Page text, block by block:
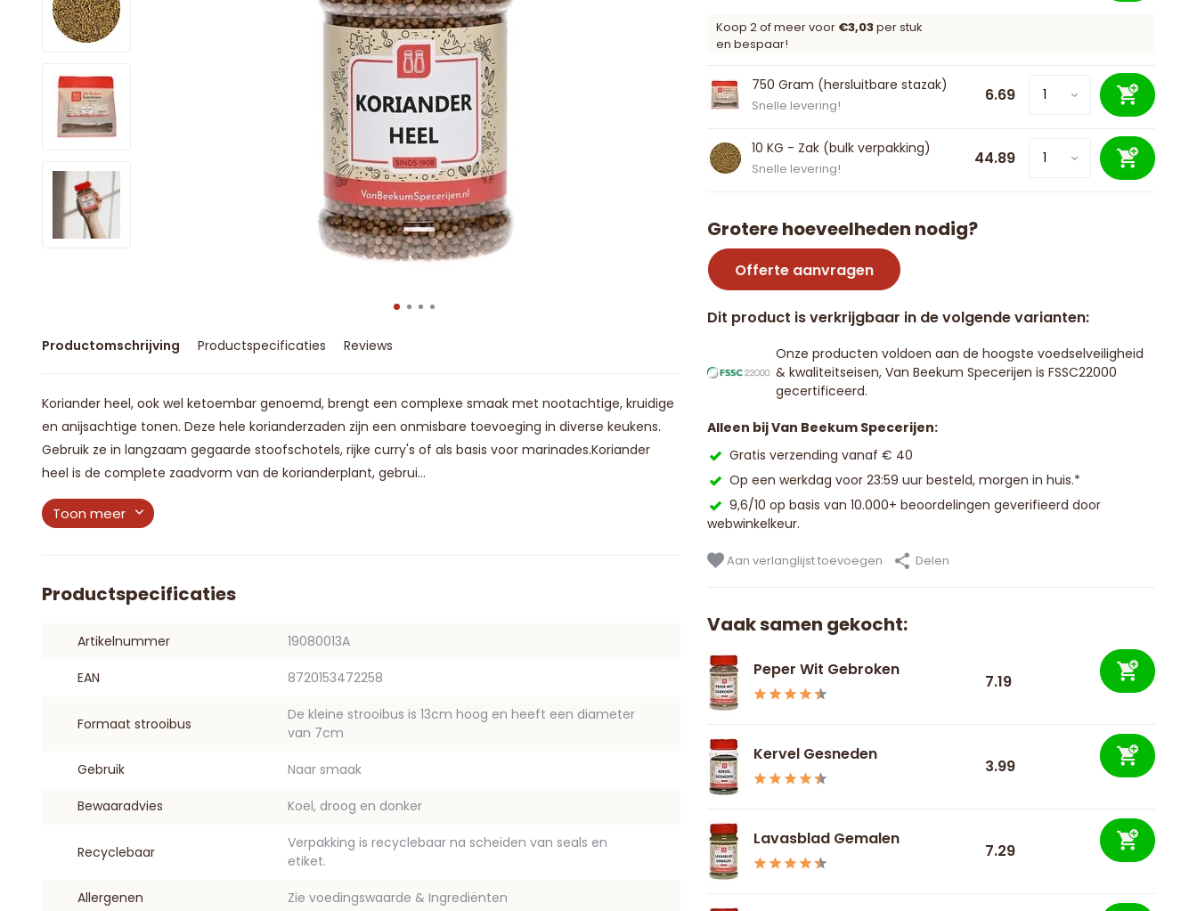
Productomschrijving Productspecificaties Reviews
Koriander heel, ook wel ketoembar genoemd, brengt een complexe smaak met nootachtige, kruidige
en anijsachtige tonen. Deze hele korianderzaden zijn een onmisbare toevoeging in diverse keukens.
Gebruik ze in langzaam gegaarde stoofschotels, rijke curry's of als basis voor marinades.Koriander
heel is de complete zaadvorm van de korianderplant, gebrui...
Toon meer
Productspecificaties
Artikelnummer 19080013A
EAN 8720153472258
Formaat strooibus
De kleine strooibus is 13cm hoog en heeft een diameter
van 7cm
Gebruik Naar smaak
Bewaaradvies Koel, droog en donker
Recyclebaar
Verpakking is recyclebaar na scheiden van seals en
etiket.
Allergenen Zie voedingswaarde & Ingrediënten
Koop 2 of meer voor €3,03per stuk
en bespaar!
750 Gram (hersluitbare stazak)
Snelle levering! 6.69
10 KG - Zak (bulk verpakking)
Snelle levering! 44.89
Grotere hoeveelheden nodig?
Offerte aanvragen
Dit product is verkrijgbaar in de volgende varianten:
Onze producten voldoen aan de hoogste voedselveiligheid
& kwaliteitseisen, Van Beekum Specerijen is FSSC22000
gecertificeerd.
Alleen bij Van Beekum Specerijen:
Gratis verzending vanaf € 40
Op een werkdag voor 23:59 uur besteld, morgen in huis.*
9,6/10 op basis van 10.000+ beoordelingen geverifieerd door
webwinkelkeur.
Aan verlanglijst toevoegen Delen
Vaak samen gekocht:
Peper Wit Gebroken
7.19
Kervel Gesneden
3.99
Lavasblad Gemalen
7.29